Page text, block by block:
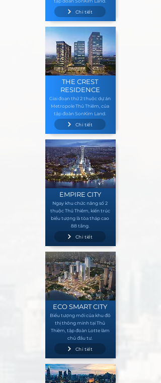
Chi tiết
THE CREST
RESIDENCE
Giai đoạn thứ 2 thuộc dự án
Metropole Thủ Thiêm, của
tập đoàn SonKim Land.
Chi tiết
EMPIRE CITY
Ngay khu chức năng số 2
thuộc Thủ Thiêm, kiến trúc
biểu tượng là tòa tháp cao
88 tầng.
Chi tiết
ECO SMART CITY
Biểu tượng mới của khu đô
thị thông minh tại Thủ
Thiêm, tập đoàn Lotte làm
chủ đầu tư.
Chi tiết